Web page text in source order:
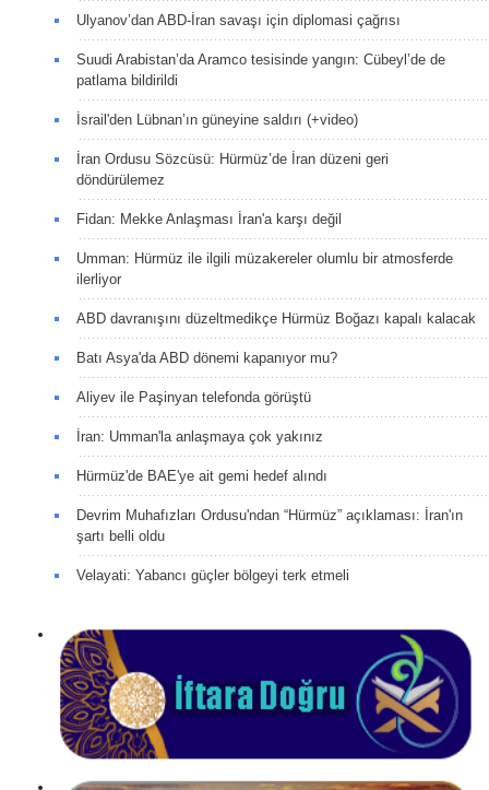
Ulyanov’dan ABD-İran savaşı için diplomasi çağrısı
Suudi Arabistan’da Aramco tesisinde yangın: Cübeyl’de de
patlama bildirildi
İsrail'den Lübnan’ın güneyine saldırı (+video)
İran Ordusu Sözcüsü: Hürmüz’de İran düzeni geri
döndürülemez
Fidan: Mekke Anlaşması İran'a karşı değil
Umman: Hürmüz ile ilgili müzakereler olumlu bir atmosferde
ilerliyor
ABD davranışını düzeltmedikçe Hürmüz Boğazı kapalı kalacak
Batı Asya'da ABD dönemi kapanıyor mu?
Aliyev ile Paşinyan telefonda görüştü
İran: Umman'la anlaşmaya çok yakınız
Hürmüz'de BAE'ye ait gemi hedef alındı
Devrim Muhafızları Ordusu'ndan “Hürmüz” açıklaması: İran'ın
şartı belli oldu
Velayati: Yabancı güçler bölgeyi terk etmeli